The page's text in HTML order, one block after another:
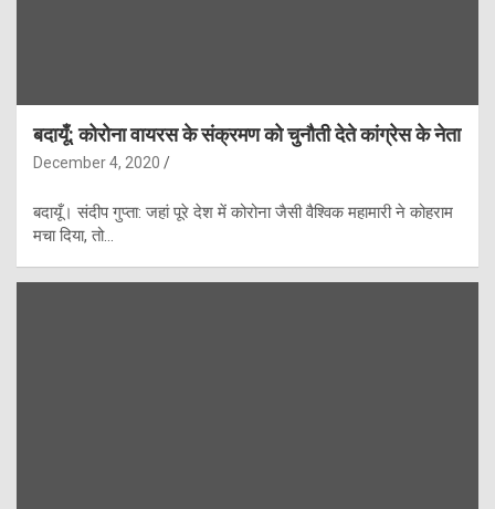
बदायूँ: कोरोना वायरस के संक्रमण को चुनौती देते कांग्रेस के नेता
December 4, 2020
बदायूँ। संदीप गुप्ता: जहां पूरे देश में कोरोना जैसी वैश्विक महामारी ने कोहराम
मचा दिया, तो…